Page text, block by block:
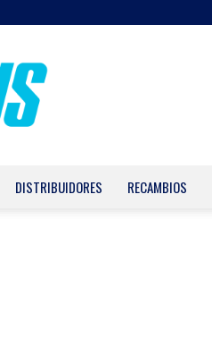
DISTRIBUIDORES RECAMBIOS